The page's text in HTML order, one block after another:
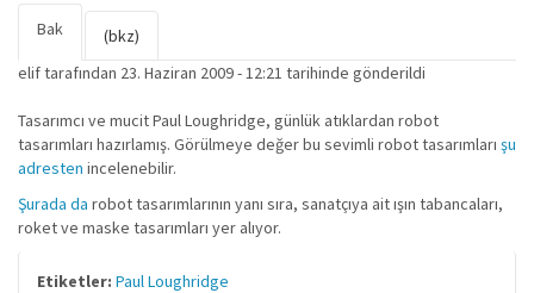
Birincil sekmeler
Bak
sekme)
(bkz)
eliftarafından 23. Haziran 2009 - 12:21 tarihinde gönderildi
Tasarımcı ve mucit Paul Loughridge, günlük atıklardan robot
tasarımları hazırlamış. Görülmeye değer bu sevimli robot tasarımları şu
adresten incelenebilir.
Şurada da robot tasarımlarının yanı sıra, sanatçıya ait ışın tabancaları,
roket ve maske tasarımları yer alıyor.
Etiketler: Paul Loughridge